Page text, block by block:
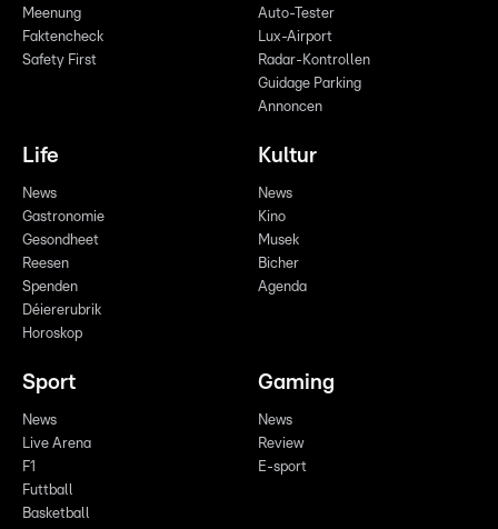
Meenung
Faktencheck
Safety First
Auto-Tester
Lux-Airport
Radar-Kontrollen
Guidage Parking
Annoncen
Life
News
Gastronomie
Gesondheet
Reesen
Spenden
Déiererubrik
Horoskop
Kultur
News
Kino
Musek
Bicher
Agenda
Sport
News
Live Arena
F1
Futtball
Basketball
Gaming
News
Review
E-sport